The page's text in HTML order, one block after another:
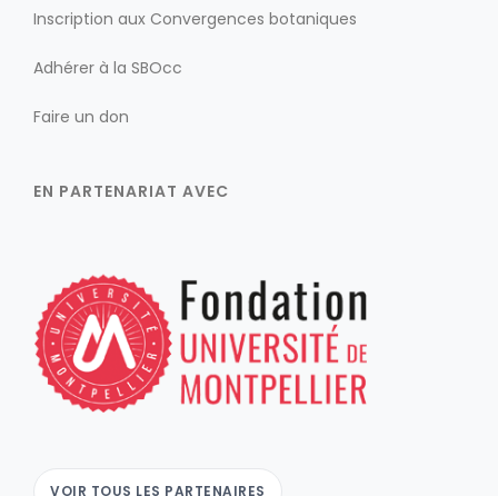
Inscription aux Convergences botaniques
Adhérer à la SBOcc
Faire un don
EN PARTENARIAT AVEC
VOIR TOUS LES PARTENAIRES